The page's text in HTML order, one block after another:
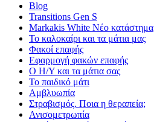
Blog
Transitions Gen S
Markakis White Νέο κατάστημα
Το καλοκαίρι και τα μάτια μας
Φακοί επαφής
Εφαρμογή φακών επαφής
Ο Η/Υ και τα μάτια σας
Το παιδικό μάτι
Αμβλυωπία
Στραβισμός. Ποια η θεραπεία;
Ανισομετρωπία